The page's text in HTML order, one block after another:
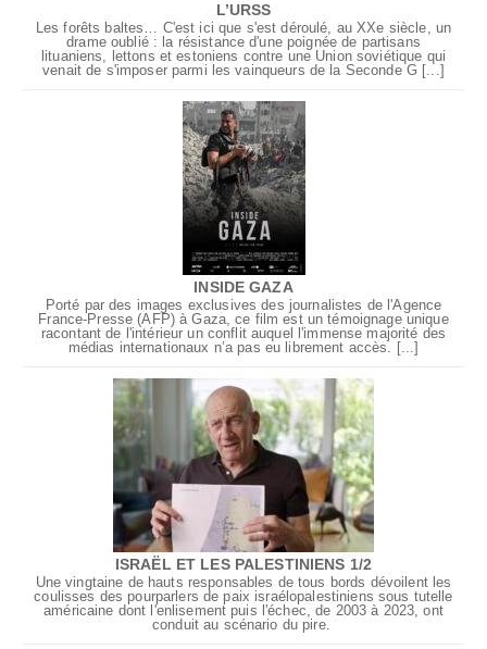
L’URSS
Les forêts baltes… C'est ici que s'est déroulé, au XXe siècle, un
drame oublié : la résistance d'une poignée de partisans
lituaniens, lettons et estoniens contre une Union soviétique qui
venait de s'imposer parmi les vainqueurs de la Seconde G [...]
INSIDE GAZA
Porté par des images exclusives des journalistes de l'Agence
France-Presse (AFP) à Gaza, ce film est un témoignage unique
racontant de l'intérieur un conflit auquel l'immense majorité des
médias internationaux n’a pas eu librement accès. [...]
ISRAËL ET LES PALESTINIENS 1/2
Une vingtaine de hauts responsables de tous bords dévoilent les
coulisses des pourparlers de paix israélopalestiniens sous tutelle
américaine dont l'enlisement puis l'échec, de 2003 à 2023, ont
conduit au scénario du pire.